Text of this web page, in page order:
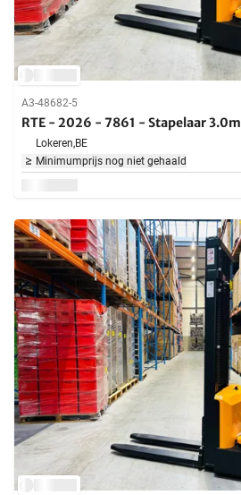
A3-48682-5
RTE - 2026 - 7861 - Stapelaar 3.0m
Lokeren,BE
Minimumprijs nog niet gehaald